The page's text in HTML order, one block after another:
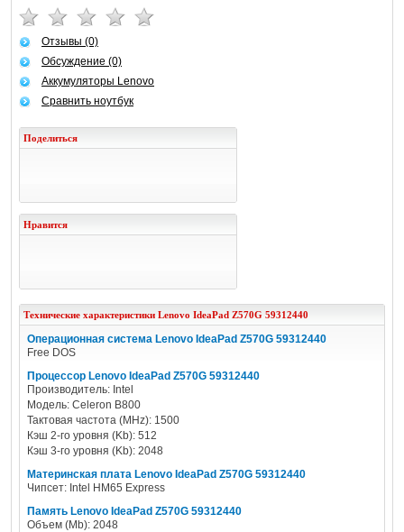
Отзывы (0)
Обсуждение (0)
Аккумуляторы Lenovo
Сравнить ноутбук
Поделиться
Нравится
Технические характеристики Lenovo IdeaPad Z570G 59312440
Операционная система Lenovo IdeaPad Z570G 59312440
Free DOS
Процессор Lenovo IdeaPad Z570G 59312440
Производитель: Intel
Модель: Celeron B800
Тактовая частота (MHz): 1500
Кэш 2-го уровня (Kb): 512
Кэш 3-го уровня (Kb): 2048
Материнская плата Lenovo IdeaPad Z570G 59312440
Чипсет: Intel HM65 Express
Память Lenovo IdeaPad Z570G 59312440
Объем (Mb): 2048